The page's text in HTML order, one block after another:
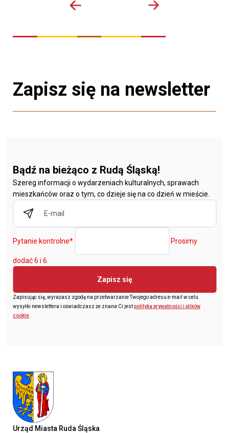
Zapisz się na newsletter
Bądź na bieżąco z Rudą Śląską!
Szereg informacji o wydarzeniach kulturalnych, sprawach
mieszkańców oraz o tym, co dzieje się na co dzień w mieście.
Pytanie kontrolne* Prosimy
dodać 6 i 6.
Zapisz się
Zapisując się, wyrażasz zgodę na przetwarzanie Twojego adresu e-mail w celu
wysyłki newslettera i oświadczasz że znana Ci jestpolityka prywatności i plików
cookie
Urząd Miasta Ruda Śląska